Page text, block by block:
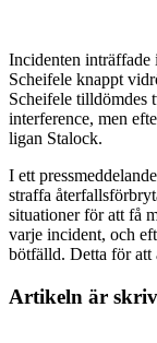
Incidenten inträffade
Scheifele knappt
Scheifele tilldömdes
interference, men
ligan Stalock.
I ett
straffa
situationer för att få
varje incident, och
bötfälld. Detta för att
Artikeln är